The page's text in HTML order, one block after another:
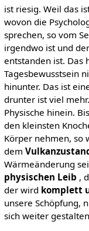
ist riesig. Weil das
wovon die
sprechen, so vom
irgendwo ist und
entstanden ist. Das
Tagesbewusstsein
hinunter. Das ist
drunter ist viel
Physische hinein.
den kleinsten
Körper nehmen, so
dem
Wärmeänderung
physischen Leib ,
der wird komplett
unsere Schöpfung,
sich weiter